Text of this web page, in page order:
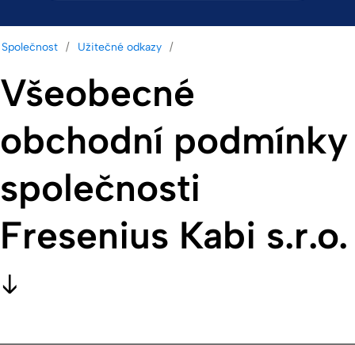
Společnost Užitečné odkazy
Všeobecné
obchodní podmínky
společnosti
Fresenius Kabi s.r.o.